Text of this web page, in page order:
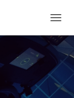
A
V
G
C
I